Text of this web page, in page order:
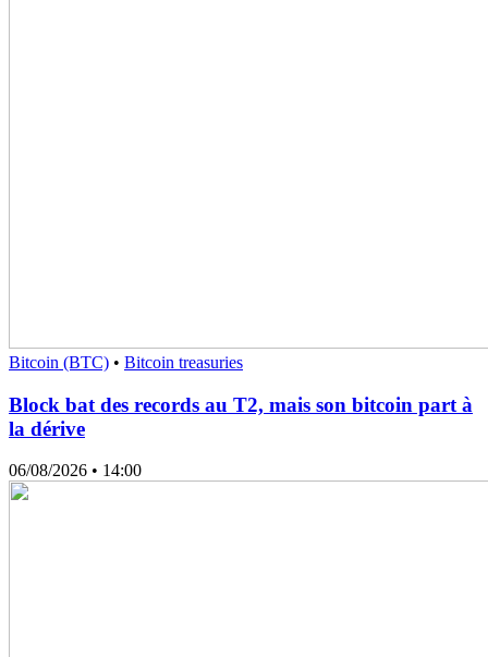
Bitcoin (BTC) • Bitcoin treasuries
Block bat des records au T2, mais son bitcoin part à
la dérive
06/08/2026 • 14:00